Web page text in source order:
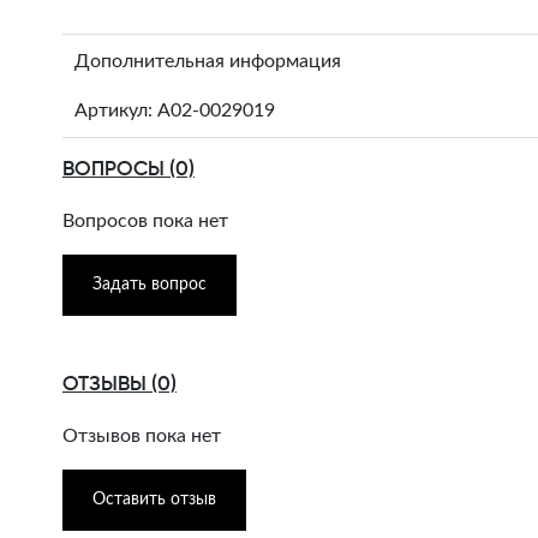
Дополнительная информация
Артикул: A02-0029019
ВОПРОСЫ (0)
Вопросов пока нет
Задать вопрос
ОТЗЫВЫ (0)
Отзывов пока нет
Оставить отзыв